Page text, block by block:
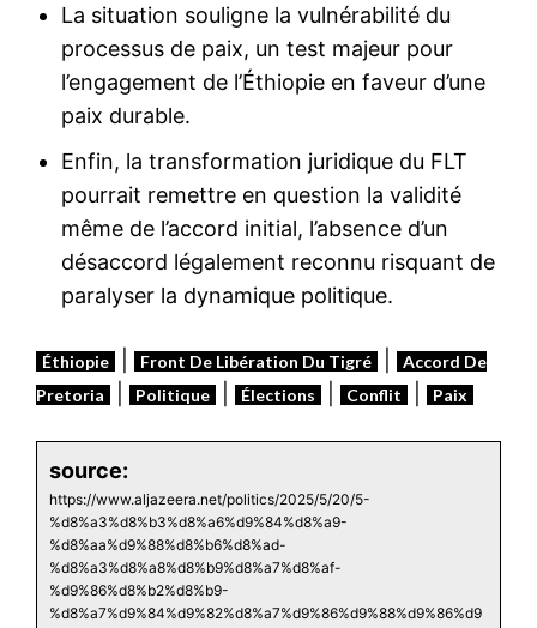
La situation souligne la vulnérabilité du
processus de paix, un test majeur pour
l’engagement de l’Éthiopie en faveur d’une
paix durable.
Enfin, la transformation juridique du FLT
pourrait remettre en question la validité
même de l’accord initial, l’absence d’un
désaccord légalement reconnu risquant de
paralyser la dynamique politique.
Éthiopie Front De Libération Du Tigré
Accord De
Pretoria
Politique Élections Conflit Paix
source:
https://www.aljazeera.net/politics/2025/5/20/5-
%d8%a3%d8%b3%d8%a6%d9%84%d8%a9-
%d8%aa%d9%88%d8%b6%d8%ad-
%d8%a3%d8%a8%d8%b9%d8%a7%d8%af-
%d9%86%d8%b2%d8%b9-
%d8%a7%d9%84%d9%82%d8%a7%d9%86%d9%88%d9%86%d9